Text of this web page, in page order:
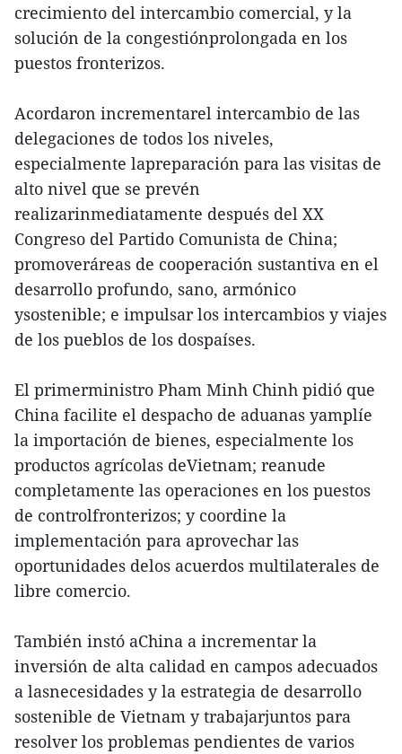
crecimiento del intercambio comercial, y la
solución de la congestiónprolongada en los
puestos fronterizos.
Acordaron incrementarel intercambio de las
delegaciones de todos los niveles,
especialmente lapreparación para las visitas de
alto nivel que se prevén
realizarinmediatamente después del XX
Congreso del Partido Comunista de China;
promoveráreas de cooperación sustantiva en el
desarrollo profundo, sano, armónico
ysostenible; e impulsar los intercambios y viajes
de los pueblos de los dospaíses.
El primerministro Pham Minh Chinh pidió que
China facilite el despacho de aduanas yamplíe
la importación de bienes, especialmente los
productos agrícolas deVietnam; reanude
completamente las operaciones en los puestos
de controlfronterizos; y coordine la
implementación para aprovechar las
oportunidades delos acuerdos multilaterales de
libre comercio.
También instó aChina a incrementar la
inversión de alta calidad en campos adecuados
a lasnecesidades y la estrategia de desarrollo
sostenible de Vietnam y trabajarjuntos para
resolver los problemas pendientes de varios